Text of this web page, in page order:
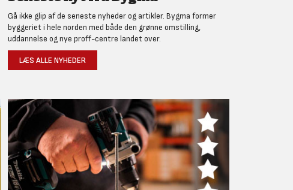
Gå ikke glip af de seneste nyheder og artikler. Bygma former
byggeriet i hele norden med både den grønne omstilling,
uddannelse og nye proff-centre landet over.
LÆS ALLE NYHEDER